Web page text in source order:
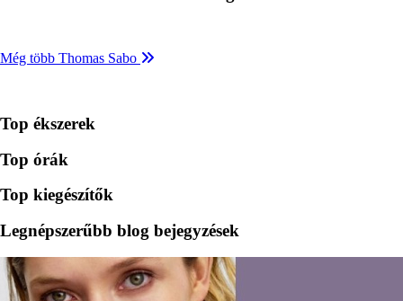
Még több Thomas Sabo
Top ékszerek
Top órák
Top kiegészítők
Legnépszerűbb blog bejegyzések